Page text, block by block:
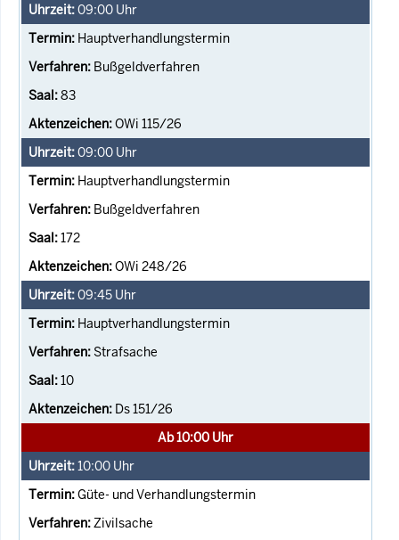
09:00 Uhr
Hauptverhandlungstermin
Bußgeldverfahren
83
OWi 115/26
09:00 Uhr
Hauptverhandlungstermin
Bußgeldverfahren
172
OWi 248/26
09:45 Uhr
Hauptverhandlungstermin
Strafsache
10
Ds 151/26
Ab 10:00 Uhr
10:00 Uhr
Güte- und Verhandlungstermin
Zivilsache